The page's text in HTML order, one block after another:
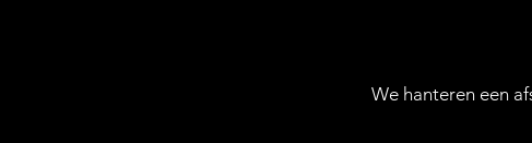
We hanteren een